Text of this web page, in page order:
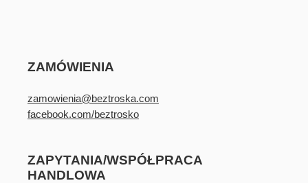
ZAMÓWIENIA
zamowienia@beztroska.com
facebook.com/beztrosko
ZAPYTANIA/WSPÓŁPRACA
HANDLOWA